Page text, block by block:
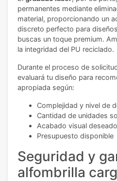
permanentes mediante
material, proporcionando un
discreto perfecto para
buscas un toque premium.
la integridad del PU reciclado.
Durante el proceso de
evaluará tu diseño para
apropiada según:
Complejidad y nivel de
Cantidad de unidades
Acabado visual deseado
Presupuesto disponible
Seguridad y
alfombrilla